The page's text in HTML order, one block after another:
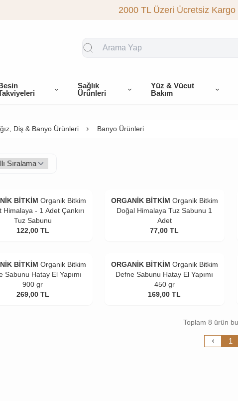
2000 TL Üzeri Ücretsiz Kargo
Sağlık
Ürünleri
Yüz & Vücut
Bakım
Diş & Banyo Ürünleri Banyo Ürünleri
BİTKİM Organik Bitkim
Himalaya - 1 Adet Çankırı
Tuz Sabunu
122,00 TL
ORGANİK BİTKİM Organik Bitkim
Doğal Himalaya Tuz Sabunu 1
Adet
77,00 TL
BİTKİM Organik Bitkim
Sabunu Hatay El Yapımı
900 gr
269,00 TL
ORGANİK BİTKİM Organik Bitkim
Defne Sabunu Hatay El Yapımı
450 gr
169,00 TL
Toplam 8 ürün
1